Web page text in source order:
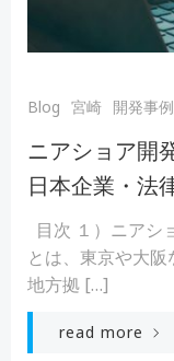
Blog 宮崎 開発事例
ニアショア開
日本企業・法
目次 １）ニアシ
とは、東京や大阪
地方拠 […]
read more